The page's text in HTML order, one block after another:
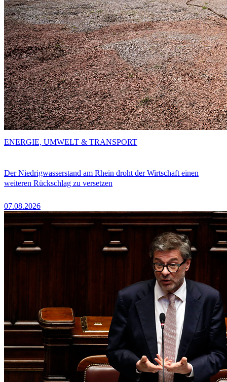
Der Niedrigwasserstand am Rhein droht der Wirtschaft einen
weiteren Rückschlag zu versetzen
07.08.2026
ENERGIE, UMWELT & TRANSPORT